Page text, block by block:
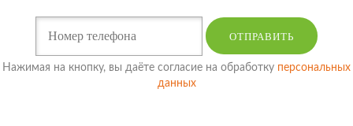
ОТПРАВИТЬ
Нажимая на кнопку, вы даёте согласие на обработку персональных
данных